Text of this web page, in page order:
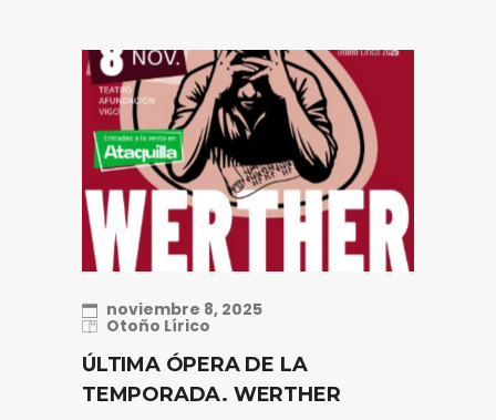
noviembre 8, 2025
Otoño Lírico
ÚLTIMA ÓPERA DE LA
TEMPORADA. WERTHER